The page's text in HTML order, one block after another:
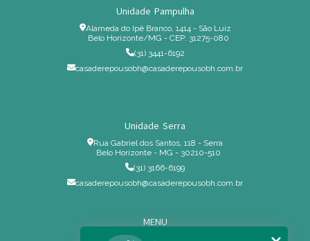
Unidade Pampulha
Alameda do Ipê Branco, 1414 - São Luiz
Belo Horizonte/MG - CEP: 31275-080
(31) 3441-6192
casaderepousobh@casaderepousobh.com.br
Unidade Serra
Rua Gabriel dos Santos, 118 - Serra
Belo Horizonte - MG - 30210-510
(31) 3166-6199
casaderepousobh@casaderepousobh.com.br
MENU